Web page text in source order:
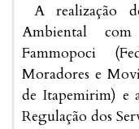
A realização
Ambiental
Fammopoci
Moradores e
de Itapemirim) e
Regulação dos